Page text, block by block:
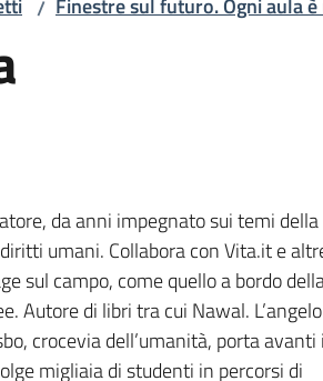
/ Finestre sul futuro. Ogni aula
da anni impegnato sui temi della
umani. Collabora con Vita.it e
sul campo, come quello a bordo
Autore di libri tra cui Nawal. L’angelo
crocevia dell’umanità, porta avanti
migliaia di studenti in percorsi di